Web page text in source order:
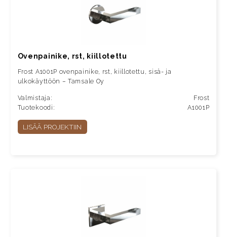
Ovenpainike, rst, kiillotettu
Frost A1001P ovenpainike, rst, kiillotettu, sisä- ja
ulkokäyttöön – Tamsale Oy
Valmistaja:
Frost
Tuotekoodi:
A1001P
LISÄÄ PROJEKTIIN